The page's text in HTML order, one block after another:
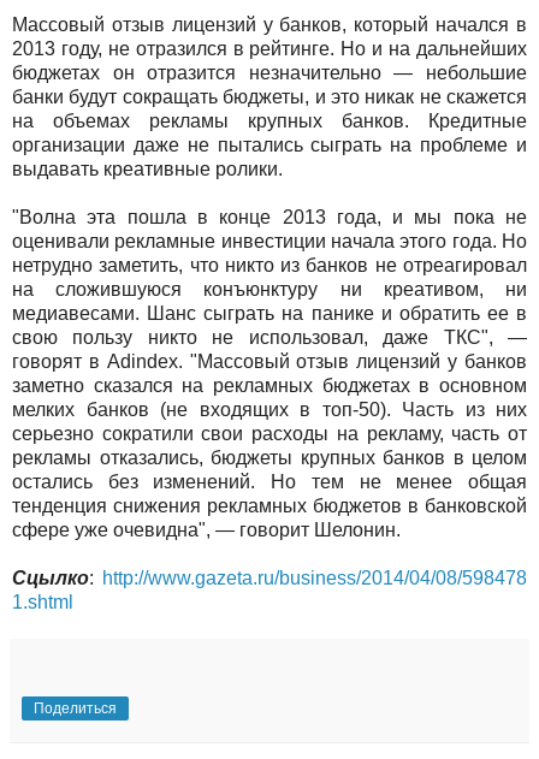
Массовый отзыв лицензий у банков, который начался в
2013 году, не отразился в рейтинге. Но и на дальнейших
бюджетах он отразится незначительно — небольшие
банки будут сокращать бюджеты, и это никак не скажется
на объемах рекламы крупных банков. Кредитные
организации даже не пытались сыграть на проблеме и
выдавать креативные ролики.
"Волна эта пошла в конце 2013 года, и мы пока не
оценивали рекламные инвестиции начала этого года. Но
нетрудно заметить, что никто из банков не отреагировал
на сложившуюся конъюнктуру ни креативом, ни
медиавесами. Шанс сыграть на панике и обратить ее в
свою пользу никто не использовал, даже ТКС", —
говорят в Adindex. "Массовый отзыв лицензий у банков
заметно сказался на рекламных бюджетах в основном
мелких банков (не входящих в топ-50). Часть из них
серьезно сократили свои расходы на рекламу, часть от
рекламы отказались, бюджеты крупных банков в целом
остались без изменений. Но тем не менее общая
тенденция снижения рекламных бюджетов в банковской
сфере уже очевидна", — говорит Шелонин.
Сцылко: http://www.gazeta.ru/business/2014/04/08/598478
1.shtml
Поделиться